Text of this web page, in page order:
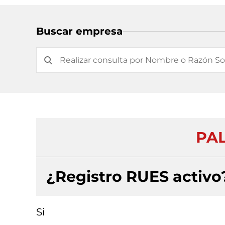
Buscar empresa
¿Registro RUES
Si